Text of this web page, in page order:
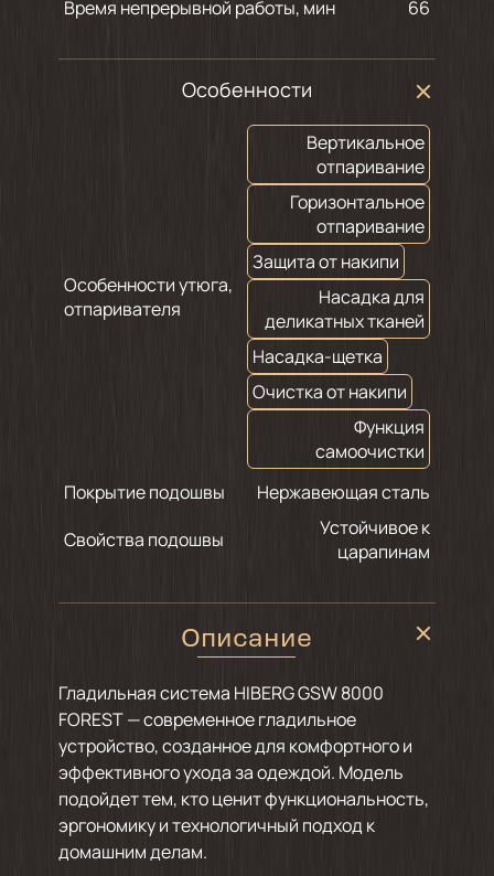
Время непрерывной работы, мин
66
Особенности
Особенности утюга,
отпаривателя
Вертикальное
отпаривание
Горизонтальное
отпаривание
Защита от накипи
Насадка для
деликатных тканей
Насадка-щетка
Очистка от накипи
Функция
самоочистки
Покрытие подошвы
Нержавеющая сталь
Свойства подошвы
Устойчивое к
царапинам
Описание
Гладильная система HIBERG GSW 8000
FOREST — современное гладильное
устройство, созданное для комфортного и
эффективного ухода за одеждой. Модель
подойдет тем, кто ценит функциональность,
эргономику и технологичный подход к
домашним делам.